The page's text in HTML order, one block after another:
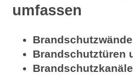
umfassen
Brandschutztüren